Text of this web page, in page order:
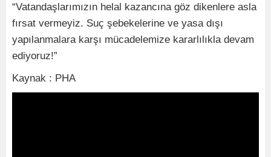
“Vatandaşlarımızın helal kazancına göz dikenlere asla
fırsat vermeyiz. Suç şebekelerine ve yasa dışı
yapılanmalara karşı mücadelemize kararlılıkla devam
ediyoruz!”
Kaynak : PHA